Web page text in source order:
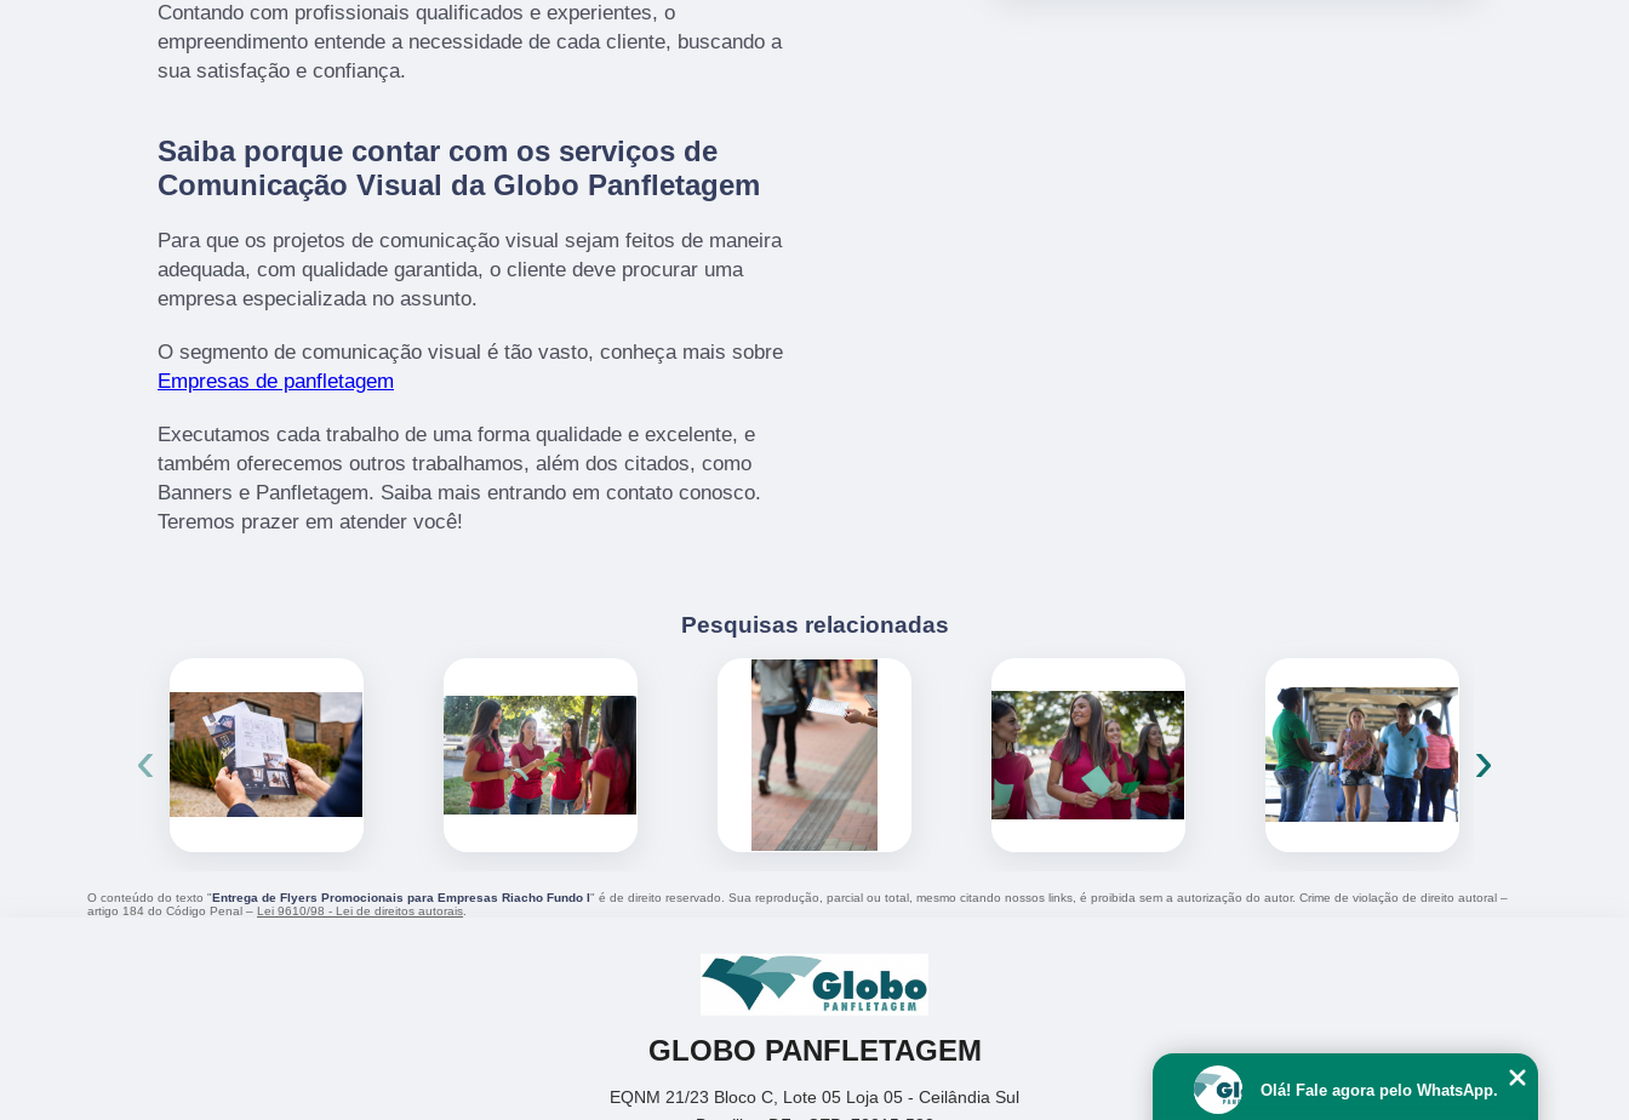
Contando com profissionais qualificados e experientes, o
empreendimento entende a necessidade de cada cliente, buscando a
sua satisfação e confiança.
Saiba porque contar com os serviços de
Comunicação Visual da Globo Panfletagem
Para que os projetos de comunicação visual sejam feitos de maneira
adequada, com qualidade garantida, o cliente deve procurar uma
empresa especializada no assunto.
O segmento de comunicação visual é tão vasto, conheça mais sobre
Empresas de panfletagem
Executamos cada trabalho de uma forma qualidade e excelente, e
também oferecemos outros trabalhamos, além dos citados, como
Banners e Panfletagem. Saiba mais entrando em contato conosco.
Teremos prazer em atender você!
Pesquisas relacionadas
‹ ›
O conteúdo do texto "Entrega de Flyers Promocionais para Empresas Riacho Fundo I" é de direito reservado. Sua reprodução, parcial ou total, mesmo citando nossos links, é proibida sem a autorização do autor. Crime de violação de direito autoral –
artigo 184 do Código Penal – Lei 9610/98 - Lei de direitos autorais
GLOBO PANFLETAGEM
EQNM 21/23 Bloco C, Lote 05 Loja 05 - Ceilândia Sul
Olá! Fale agora pelo WhatsApp.